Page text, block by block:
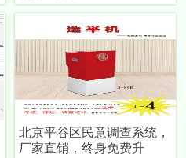
北京平谷区民意调查系统，
厂家直销，终身免费升